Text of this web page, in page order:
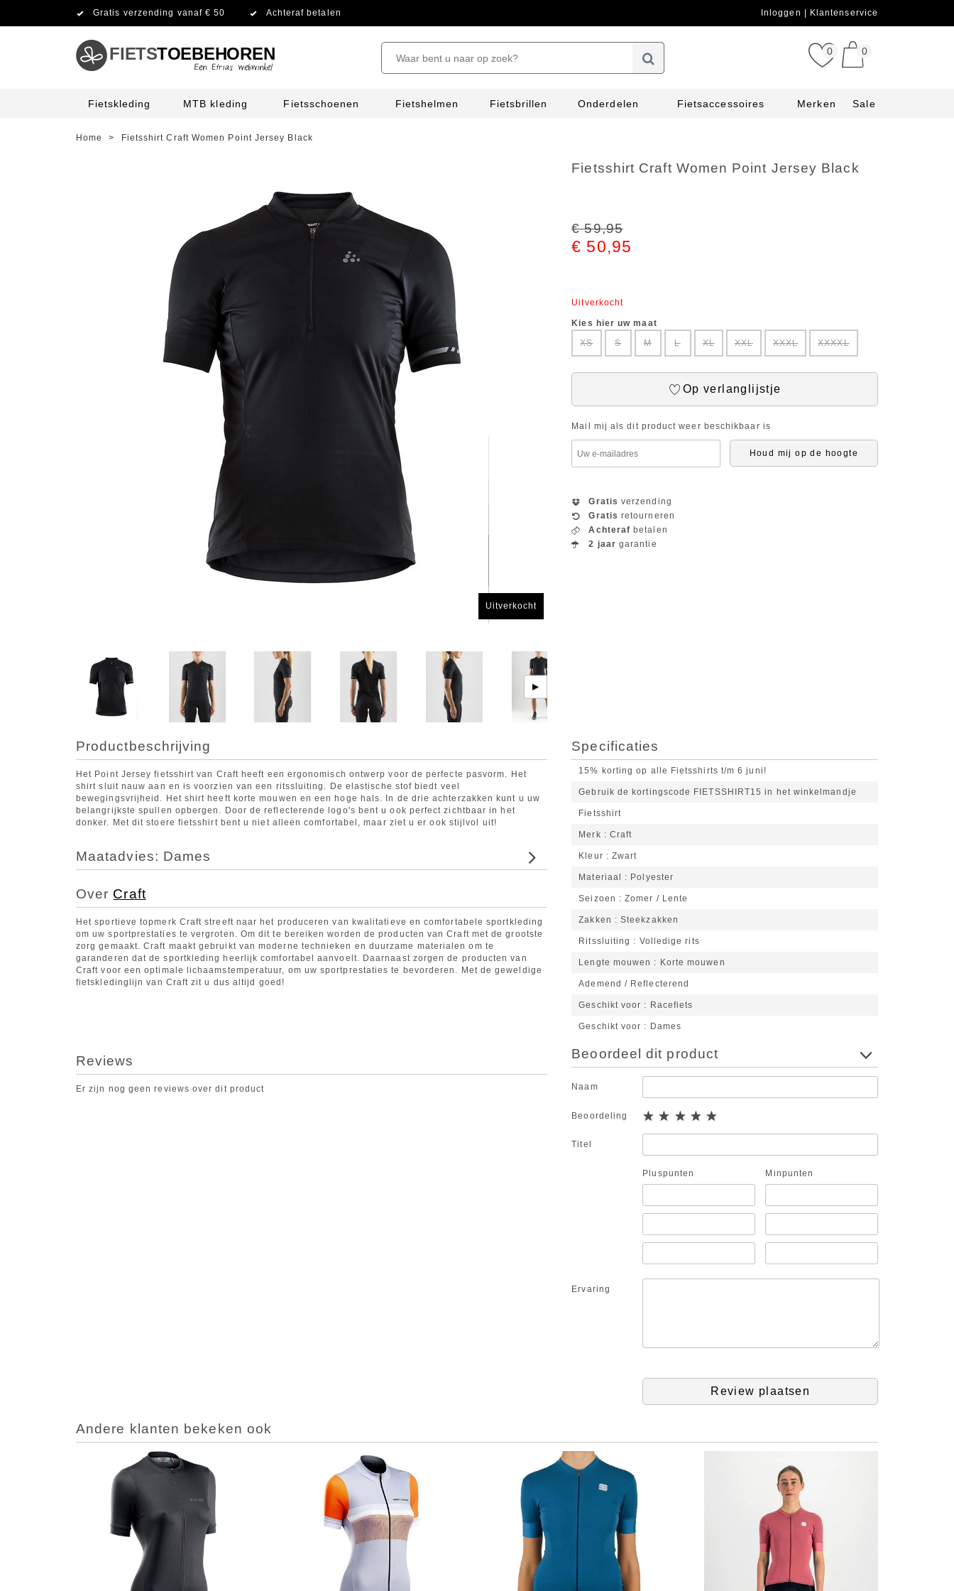
Gratis verzending vanaf € 50 Achteraf betalen Inloggen Klantenservice
FIETSTOEBEHOREN 0 0
Fietskleding MTB kleding Fietsschoenen Fietshelmen Fietsbrillen Onderdelen Fietsaccessoires Merken Sale
Home > Fietsshirt Craft Women Point Jersey Black
Uitverkocht
▶
Fietsshirt Craft Women Point Jersey Black
€ 59,95
€ 50,95
Uitverkocht
Kies hier uw maat
XS
S M L XL XXL XXXL XXXXL
Op verlanglijstje
Mail mij als dit product weer beschikbaar is
Houd mij op de hoogte
Gratis verzending
Gratis retourneren
Achteraf betalen
2 jaar garantie
Productbeschrijving
Het Point Jersey fietsshirt van Craft heeft een ergonomisch ontwerp voor de perfecte pasvorm. Het
shirt sluit nauw aan en is voorzien van een ritssluiting. De elastische stof biedt veel
bewegingsvrijheid. Het shirt heeft korte mouwen en een hoge hals. In de drie achterzakken kunt u uw
belangrijkste spullen opbergen. Door de reflecterende logo's bent u ook perfect zichtbaar in het
donker. Met dit stoere fietsshirt bent u niet alleen comfortabel, maar ziet u er ook stijlvol uit!
Maatadvies: Dames
Over Craft
Het sportieve topmerk Craft streeft naar het produceren van kwalitatieve en comfortabele sportkleding
om uw sportprestaties te vergroten. Om dit te bereiken worden de producten van Craft met de grootste
zorg gemaakt. Craft maakt gebruikt van moderne technieken en duurzame materialen om te
garanderen dat de sportkleding heerlijk comfortabel aanvoelt. Daarnaast zorgen de producten van
Craft voor een optimale lichaamstemperatuur, om uw sportprestaties te bevorderen. Met de geweldige
fietskledinglijn van Craft zit u dus altijd goed!
Specificaties
15% korting op alle Fietsshirts t/m 6 juni!
Gebruik de kortingscode FIETSSHIRT15 in het winkelmandje
Fietsshirt
Merk Craft
Kleur Zwart
Materiaal Polyester
Seizoen Zomer / Lente
Zakken Steekzakken
Ritssluiting Volledige rits
Lengte mouwen Korte mouwen
Ademend / Reflecterend
Geschikt voor Racefiets
Geschikt voor Dames
Reviews
Er zijn nog geen reviews over dit product
Beoordeel dit product
Naam
Beoordeling
Titel
Pluspunten Minpunten
Ervaring
Review plaatsen
Andere klanten bekeken ook